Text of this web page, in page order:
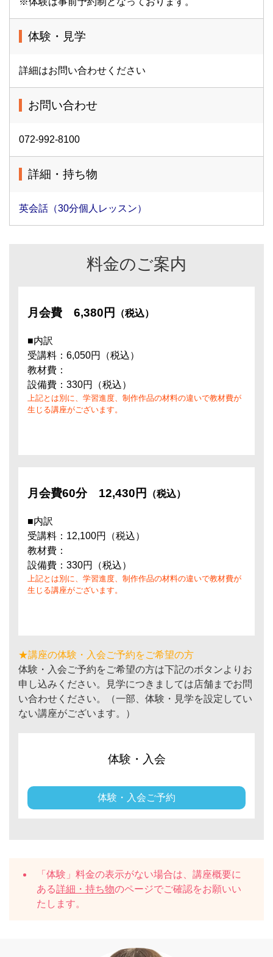
体験・見学
詳細はお問い合わせください
お問い合わせ
072-992-8100
詳細・持ち物
英会話（30分個人レッスン）
料金のご案内
月会費 6,380円 （税込）
■内訳
受講料：6,050円（税込）
教材費：
設備費：330円（税込）
上記とは別に、学習進度、制作作品の材料の違いで教材費が
生じる講座がございます。
月会費60分 12,430円 （税込）
■内訳
受講料：12,100円（税込）
教材費：
設備費：330円（税込）
上記とは別に、学習進度、制作作品の材料の違いで教材費が
生じる講座がございます。
★講座の体験・入会ご予約をご希望の方
体験・入会ご予約をご希望の方は下記のボタンよりお
申し込みください。見学につきましては店舗までお問
い合わせください。（一部、体験・見学を設定してい
ない講座がございます。）
体験・入会
体験・入会ご予約
「体験」料金の表示がない場合は、講座概要に
ある詳細・持ち物のページでご確認をお願いい
たします。